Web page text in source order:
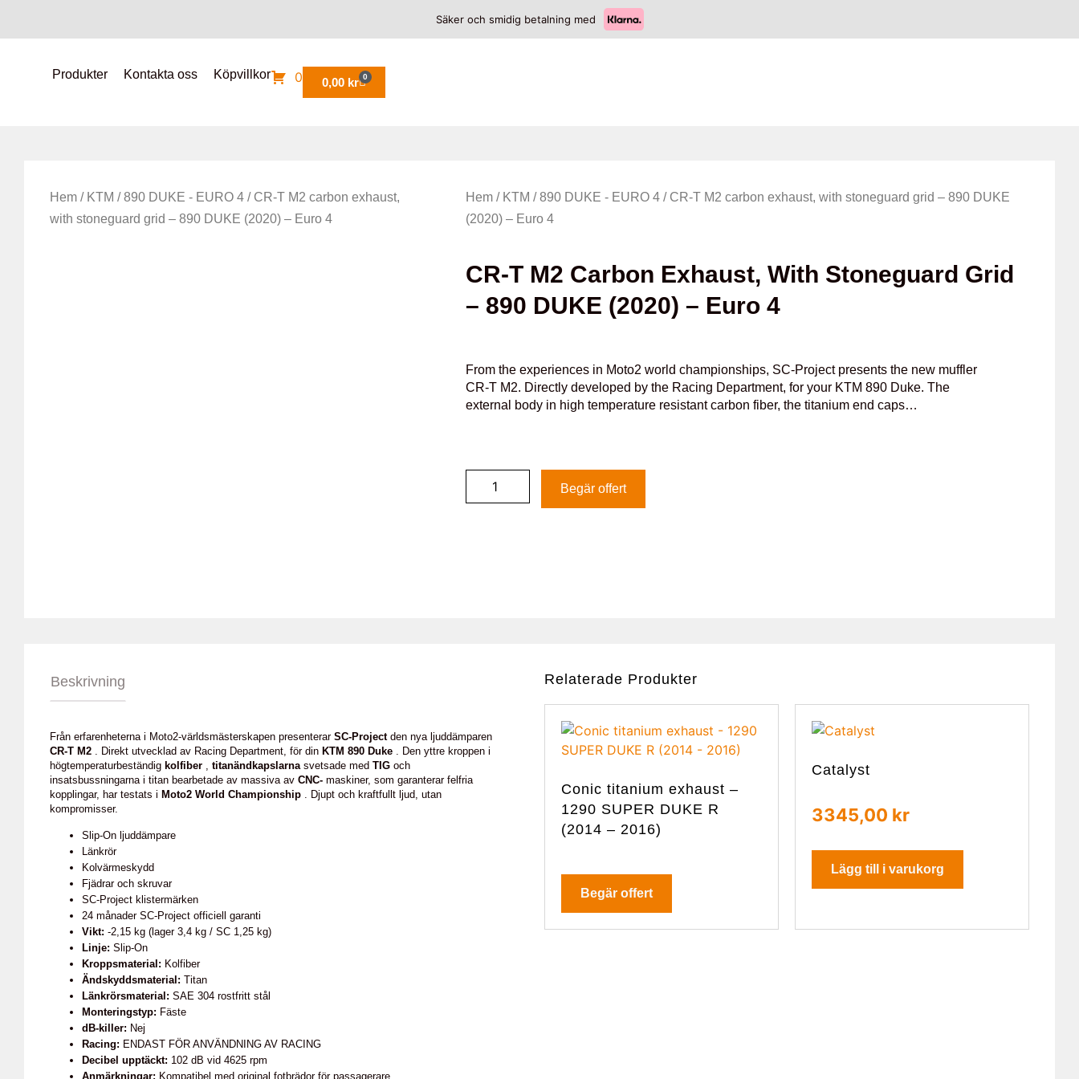
Säker och smidig betalning med
Produkter Kontakta oss Köpvillkor 0 0,00 kr 0
Hem / KTM /890 DUKE - EURO 4 / CR-T M2 carbon exhaust,
with stoneguard grid – 890 DUKE (2020) – Euro 4
Hem / KTM /890 DUKE - EURO 4 / CR-T M2 carbon exhaust, with stoneguard grid – 890 DUKE
(2020) – Euro 4
CR-T M2 Carbon Exhaust, With Stoneguard Grid
– 890 DUKE (2020) – Euro 4
From the experiences in Moto2 world championships, SC-Project presents the new muffler
CR-T M2. Directly developed by the Racing Department, for your KTM 890 Duke. The
external body in high temperature resistant carbon fiber, the titanium end caps…
Begär offert
Beskrivning
Från erfarenheterna i Moto2-världsmästerskapen presenterar SC-Projectden nya ljuddämparen
CR-T M2 . Direkt utvecklad av Racing Department, för din KTM 890 Duke . Den yttre kroppen i
högtemperaturbeständig kolfiber titanändkapslarna svetsade med TIG och
insatsbussningarna i titan bearbetade av massiva av CNC- maskiner, som garanterar felfria
kopplingar, har testats i Moto2 World Championship . Djupt och kraftfullt ljud, utan
kompromisser.
Slip-On ljuddämpare
Länkrör
Kolvärmeskydd
Fjädrar och skruvar
SC-Project klistermärken
24 månader SC-Project officiell garanti
Vikt: -2,15 kg (lager 3,4 kg / SC 1,25 kg)
Linje: Slip-On
Kroppsmaterial: Kolfiber
Ändskyddsmaterial: Titan
Länkrörsmaterial: SAE 304 rostfritt stål
Monteringstyp: Fäste
dB-killer: Nej
Racing: ENDAST FÖR ANVÄNDNING AV RACING
Decibel upptäckt: 102 dB vid 4625 rpm
Anmärkningar: Kompatibel med original fotbrädor för passagerare.
Relaterade Produkter
Conic titanium exhaust –
1290 SUPER DUKE R
(2014 – 2016)
Begär offert
Catalyst
3345,00 kr
Lägg till i varukorg